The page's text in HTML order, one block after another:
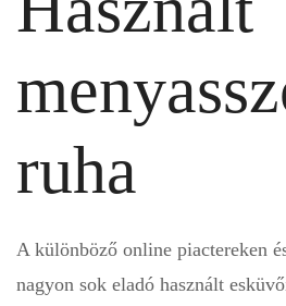
ruha
A különböző online piactereken
nagyon sok eladó használt